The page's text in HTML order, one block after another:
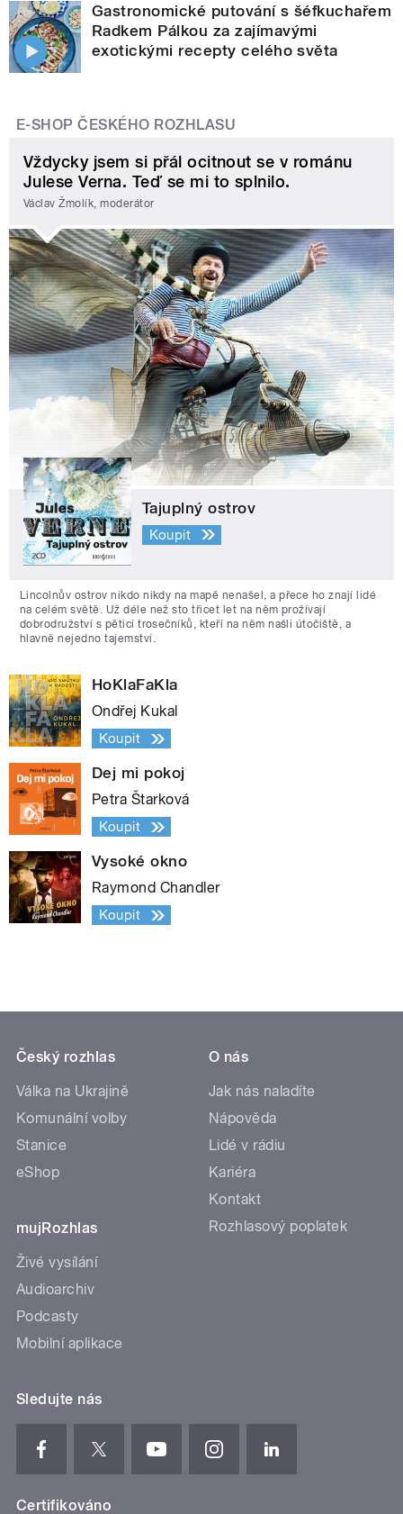
Gastronomické putování s šéfkuchařem
Radkem Pálkou za zajímavými
exotickými recepty celého světa
E-SHOP ČESKÉHO ROZHLASU
Vždycky jsem si přál ocitnout se v románu
Julese Verna. Teď se mi to splnilo.
Václav Žmolík, moderátor
Tajuplný ostrov
Koupit
Lincolnův ostrov nikdo nikdy na mapě nenašel, a přece ho znají lidé
na celém světě. Už déle než sto třicet let na něm prožívají
dobrodružství s pěticí trosečníků, kteří na něm našli útočiště, a
hlavně nejedno tajemství.
HoKlaFaKla
Ondřej Kukal
Koupit
Dej mi pokoj
Petra Štarková
Koupit
Vysoké okno
Raymond Chandler
Koupit
Český rozhlas
Válka na Ukrajině
Komunální volby
Stanice
eShop
mujRozhlas
Živé vysílání
Audioarchiv
Podcasty
Mobilní aplikace
O nás
Jak nás naladíte
Nápověda
Lidé v rádiu
Kariéra
Kontakt
Rozhlasový poplatek
Sledujte nás
Certifikováno